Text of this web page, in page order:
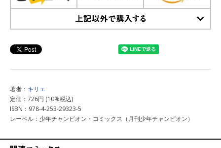
著者： キリエ
定価：726円 (10%税込)
ISBN：978-4-253-29323-5
レーベル：少年チャンピオン・コミックス（月刊少年チャンピオン）